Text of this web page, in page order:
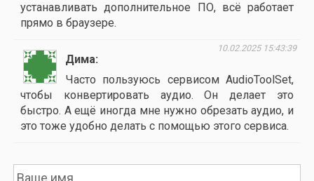
устанавливать дополнительное ПО, всё работает
прямо в браузере.
Дима
10.02.2025 15:43:39
Часто пользуюсь сервисом AudioToolSet,
чтобы конвертировать аудио. Он делает это
быстро. А ещё иногда мне нужно обрезать аудио, и
это тоже удобно делать с помощью этого сервиса.